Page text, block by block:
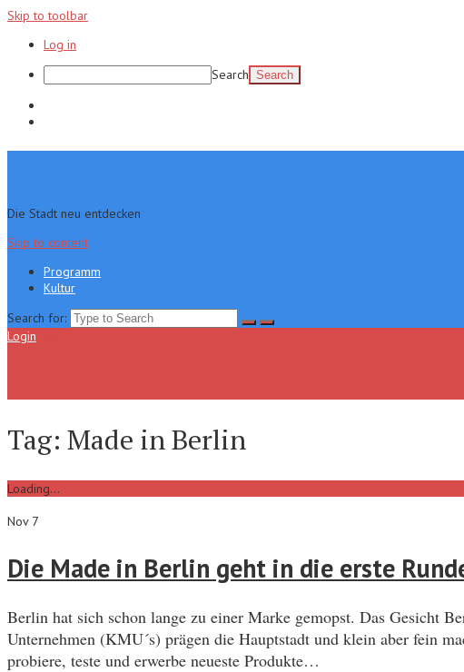
Skip to toolbar
Log in
Search
Die Stadt neu entdecken
Skip to content
Programm
Kultur
Search for:
Login
Tag: Made in Berlin
Loading...
Nov 7
Die Made in Berlin geht in die erste
Berlin hat sich schon lange zu einer Marke gemopst. Das Gesicht
Unternehmen (KMU´s) prägen die Hauptstadt und klein aber fein
probiere, teste und erwerbe neueste Produkte…